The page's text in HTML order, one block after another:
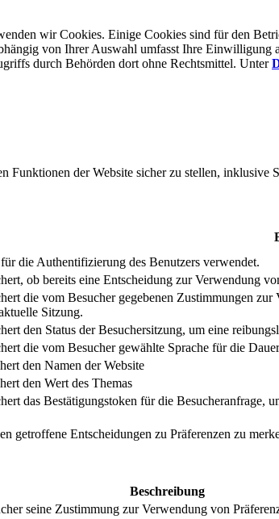
wir Cookies. Einige Cookies sind für den
von Ihrer Auswahl umfasst Ihre Einwilligung
durch Behörden dort ohne Rechts­mittel. Unter
Funktionen der Website sicher zu stellen, inklusive
die Authentifizierung des Benutzers verwendet.
ob bereits eine Entscheidung zur Verwendung
die vom Besucher gegebenen Zustimmungen
Sitzung.
den Status der Besuchersitzung, um eine
die vom Besucher gewählte Sprache für die
den Namen der Website
den Wert des Themas
das Bestätigungstoken für die
getroffene Entscheidungen zu Präferenzen zu
Beschreibung
seine Zustimmung zur Verwendung von